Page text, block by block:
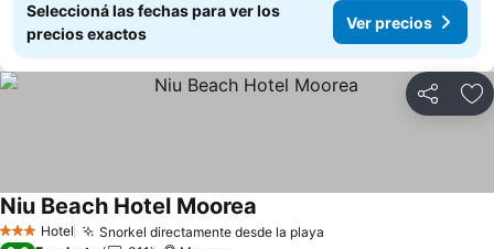
Seleccioná las fechas para ver los
precios exactos
Ver precios
Compartir
3 Estrellas
Hotel Snorkel directamente desde la playa
Niu Beach Hotel Moorea